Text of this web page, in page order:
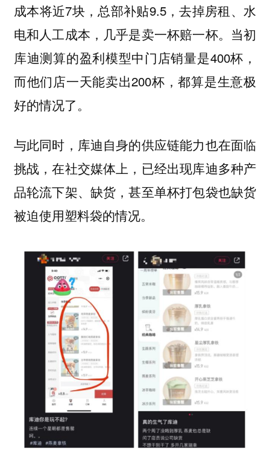
成本将近7块，总部补贴9.5，去掉房租、水
电和人工成本，几乎是卖一杯赔一杯。当初
库迪测算的盈利模型中门店销量是400杯，
而他们店一天能卖出200杯，都算是生意极
好的情况了。
与此同时，库迪自身的供应链能力也在面临
挑战，在社交媒体上，已经出现库迪多种产
品轮流下架、缺货，甚至单杯打包袋也缺货
被迫使用塑料袋的情况。